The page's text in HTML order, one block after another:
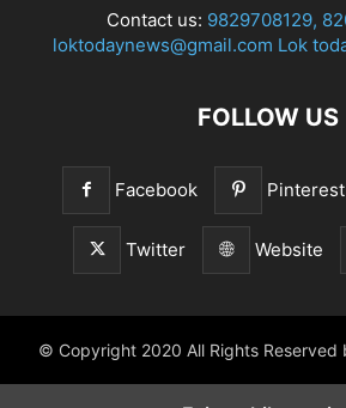
Contact us: 9829708129,
loktodaynews@gmail.com Lok
FOLLOW US
Facebook Pinterest
Twitter Website
© Copyright 2020 All Rights Reserved